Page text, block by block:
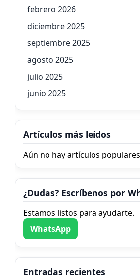
febrero 2026
diciembre 2025
septiembre 2025
agosto 2025
julio 2025
junio 2025
Artículos más leídos
Aún no hay artículos
¿Dudas? Escríbenos por
Estamos listos para ayudarte.
WhatsApp
Entradas recientes